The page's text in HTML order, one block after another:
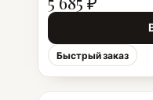
Быстрый заказ